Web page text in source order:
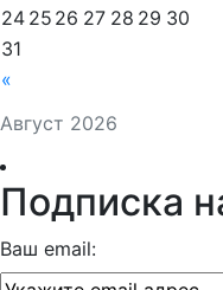
Август 2026
«
24 25 26 27 28 29 30
31
Подписка
Ваш email: